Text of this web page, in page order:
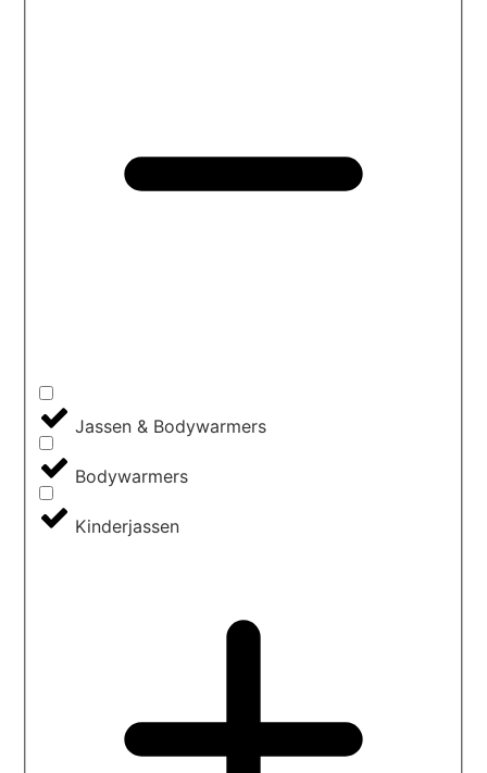
Jassen & Bodywarmers
Bodywarmers
Kinderjassen